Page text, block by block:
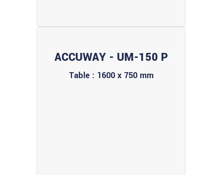
ACCUWAY - UM-150 P
Table : 1600 x 750 mm